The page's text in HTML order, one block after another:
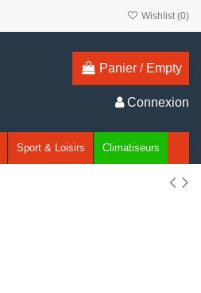
Wishlist (0)
Panier / Empty
Connexion
Sport & Loisirs Climatiseurs